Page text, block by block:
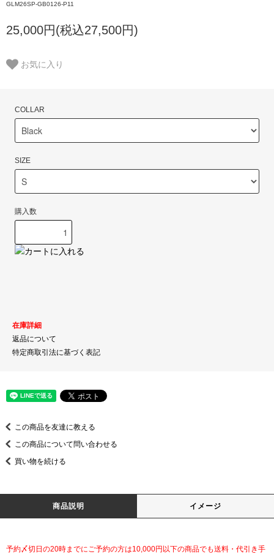
GLM26SP-GB0126-P11
25,000円(税込27,500円)
お気に入り
COLLAR
SIZE
購入数
在庫詳細
返品について
特定商取引法に基づく表記
この商品を友達に教える
この商品について問い合わせる
買い物を続ける
商品説明 イメージ
予約〆切日の20時までにご予約の方は10,000円以下の商品でも送料・代引き手